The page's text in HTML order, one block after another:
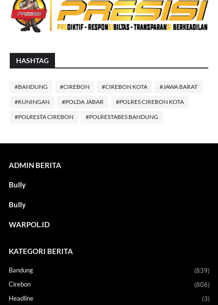
HASHTAG
#BANDUNG #CIREBON #CIREBON KOTA #JAWA BARAT
#KUNINGAN #POLDA JABAR #POLRES CIREBON KOTA
#POLRESTA CIREBON #POLRESTABES BANDUNG
ADMIN BERITA
Bully
Bully
WARPOL.ID
KATEGORI BERITA
Bandung
(839)
Cirebon
(806)
Headline
(3)